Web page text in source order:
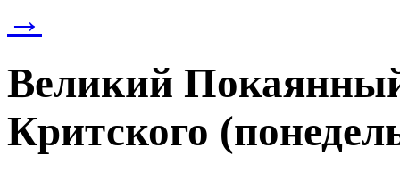
→
Великий
Критского